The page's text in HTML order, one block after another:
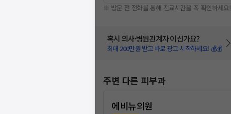
※ 방문 전 전화를 통해 진료시간을 꼭 확인하세요!
혹시 의사·병원관계자 이신가요?
최대 200만원 받고 바로 광고 시작하세요! 💰💰
주변 다른 피부과
에비뉴의원